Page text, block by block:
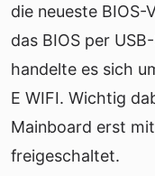
die neueste BIOS-
das BIOS per
handelte es sich
E WIFI. Wichtig
Mainboard erst
freigeschaltet.